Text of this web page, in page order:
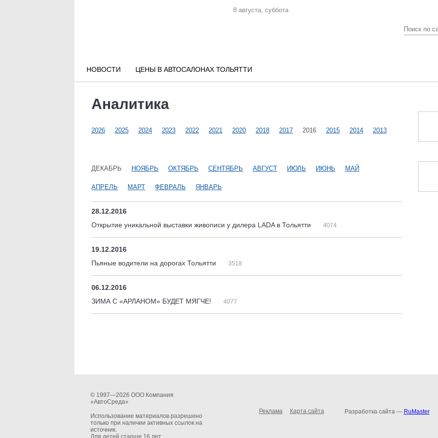
8 августа, суббота
НОВОСТИ ЦЕНЫ В АВТОСАЛОНАХ ТОЛЬЯТТИ
Аналитика
2026 2025 2024 2023 2022 2021 2020 2018 2017 2016 2015 2014 2013
ДЕКАБРЬ НОЯБРЬ ОКТЯБРЬ СЕНТЯБРЬ АВГУСТ ИЮЛЬ ИЮНЬ МАЙ
АПРЕЛЬ МАРТ ФЕВРАЛЬ ЯНВАРЬ
28.12.2016
Открытие уникальной выставки живописи у дилера LADA в Тольятти
4074
19.12.2016
Пьяные водители на дорогах Тольятти
3518
06.12.2016
ЗИМА С «АРЛАНОМ» БУДЕТ МЯГЧЕ!
4077
© 1997—2026 ООО Компания
«АвтоСреда»
Использование материалов разрешено
только при наличии активных ссылок на
источник.
Для детей старше 16 лет.
Реклама Карта сайта Разработка сайта — RuMaster